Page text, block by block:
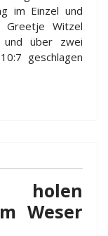
im Einzel und
Witzel
und über zwei
geschlagen
holen
Weser